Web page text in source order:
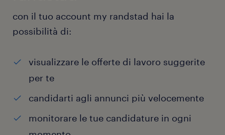
con il tuo account my randstad hai la
possibilità di:
visualizzare le offerte di lavoro suggerite
per te
candidarti agli annunci più velocemente
monitorare le tue candidature in ogni